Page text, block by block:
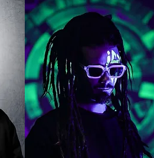
EN SAVOIR PLUS